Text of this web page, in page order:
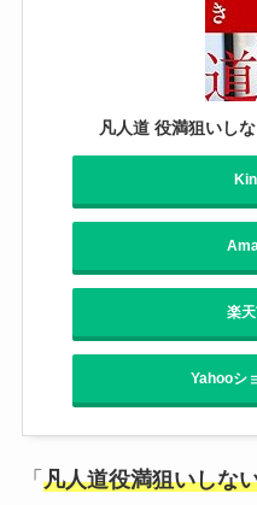
凡人道 役満狙いし
楽
Yahooシ
「 凡人道役満狙いしな